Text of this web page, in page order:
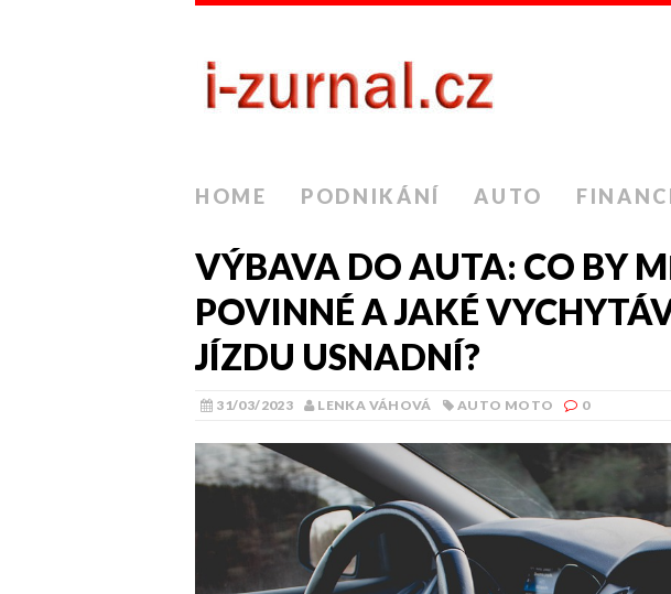
HOME PODNIKÁNÍ AUTO
VÝBAVA DO AUTA: CO BY
POVINNÉ A JAKÉ
JÍZDU USNADNÍ?
31/03/2023 LENKA VÁHOVÁ AUTO MOTO 0